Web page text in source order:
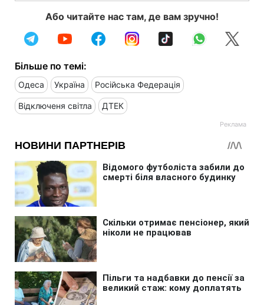
Або читайте нас там, де вам зручно!
Більше по темі:
Одеса Україна Російська Федерація
Відключеня світла ДТЕК